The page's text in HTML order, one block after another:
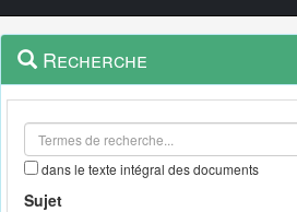
Navigation
outils
Menu
contextuel
Recherche
dans le texte intégral des documents
Sujet